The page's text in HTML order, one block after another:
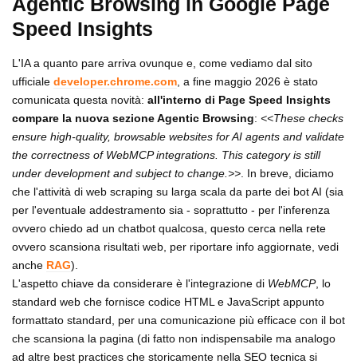
Speed Insights
L'IA a quanto pare arriva ovunque e, come vediamo dal sito
ufficiale developer.chrome.com , a fine maggio 2026 è stato
comunicata questa novità: all'interno di Page Speed Insights
compare la nuova sezione Agentic Browsing: <<These checks
ensure high-quality, browsable websites for AI agents and validate
the correctness of WebMCP integrations. This category is still
under development and subject to change.>> . In breve, diciamo
che l'attività di web scraping su larga scala da parte dei bot AI (sia
per l'eventuale addestramento sia - soprattutto - per l'inferenza
ovvero chiedo ad un chatbot qualcosa, questo cerca nella rete
ovvero scansiona risultati web, per riportare info aggiornate, vedi
anche RAG).
L'aspetto chiave da considerare è l'integrazione di WebMCP, lo
standard web che fornisce codice HTML e JavaScript appunto
formattato standard, per una comunicazione più efficace con il bot
che scansiona la pagina (di fatto non indispensabile ma analogo
ad altre best practices che storicamente nella SEO tecnica si